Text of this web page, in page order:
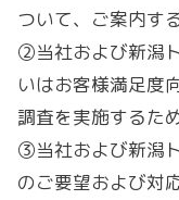
ついて、ご案内す
②当社および新潟
いはお客様満足度
調査を実施するた
③当社および新潟
のご要望および対